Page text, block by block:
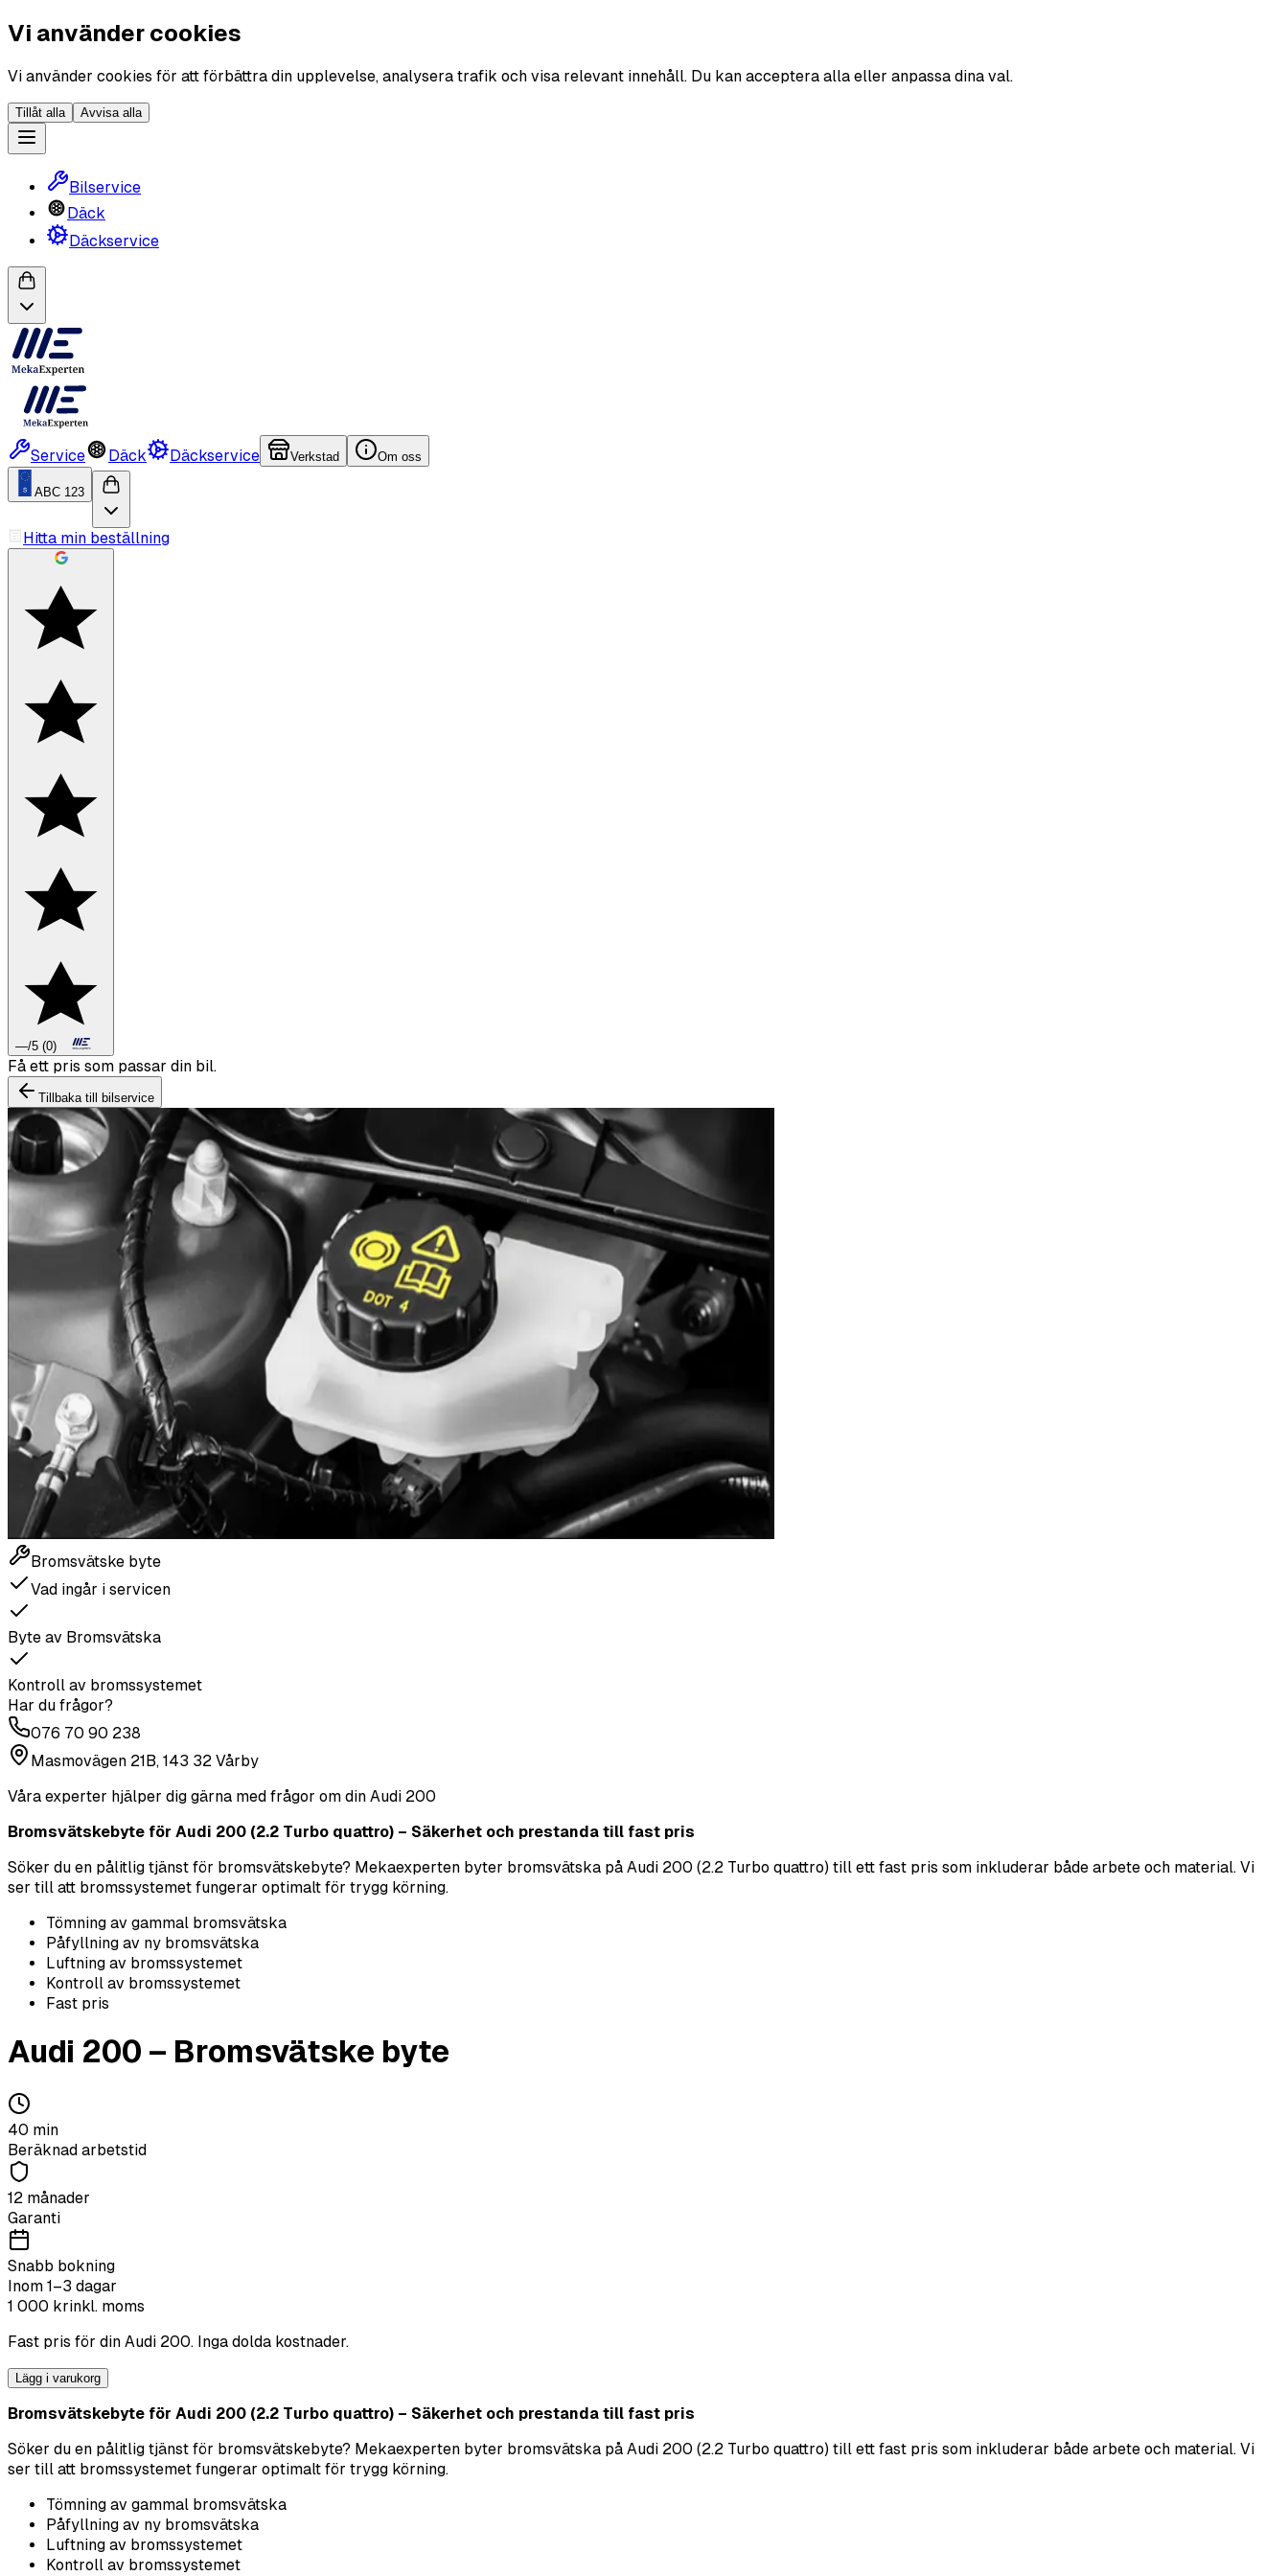
Vi använder cookies
Vi använder cookies för att förbättra din upplevelse, analysera trafik och visa relevant innehåll. Du kan acceptera alla eller anpassa dina val.
Tillåt alla Avvisa alla
Bilservice
Däck
Däckservice
Service Däck Däckservice Verkstad Om oss
ABC 123
Hitta min beställning
—/5 (0)
Få ett pris som passar din bil.
Tillbaka till bilservice
Bromsvätske byte
Vad ingår i servicen
Byte av Bromsvätska
Kontroll av bromssystemet
Har du frågor?
076 70 90 238
Masmovägen 21B, 143 32 Vårby
Våra experter hjälper dig gärna med frågor om din Audi 200
Bromsvätskebyte för Audi 200 (2.2 Turbo quattro) – Säkerhet och prestanda till fast pris
Söker du en pålitlig tjänst för bromsvätskebyte? Mekaexperten byter bromsvätska på Audi 200 (2.2 Turbo quattro) till ett fast pris som inkluderar både arbete och material. Vi
ser till att bromssystemet fungerar optimalt för trygg körning.
Tömning av gammal bromsvätska
Påfyllning av ny bromsvätska
Luftning av bromssystemet
Kontroll av bromssystemet
Fast pris
Audi 200 – Bromsvätske byte
40 min
Beräknad arbetstid
12 månader
Garanti
Snabb bokning
Inom 1–3 dagar
1 000 krinkl. moms
Fast pris för din Audi 200. Inga dolda kostnader.
Lägg i varukorg
Bromsvätskebyte för Audi 200 (2.2 Turbo quattro) – Säkerhet och prestanda till fast pris
Söker du en pålitlig tjänst för bromsvätskebyte? Mekaexperten byter bromsvätska på Audi 200 (2.2 Turbo quattro) till ett fast pris som inkluderar både arbete och material. Vi
ser till att bromssystemet fungerar optimalt för trygg körning.
Tömning av gammal bromsvätska
Påfyllning av ny bromsvätska
Luftning av bromssystemet
Kontroll av bromssystemet